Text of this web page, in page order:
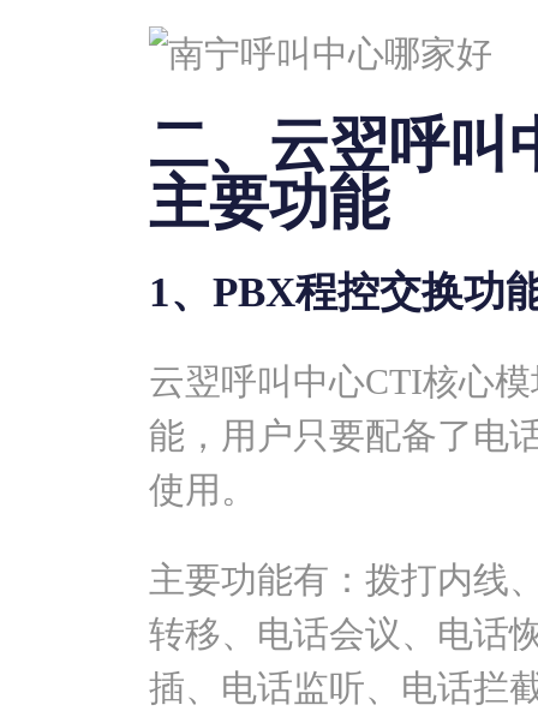
二、云翌呼叫
主要功能
1、PBX程控交换功
云翌呼叫中心CTI核心
能，用户只要配备了电
使用。
主要功能有：拨打内线
转移、电话会议、电话
插、电话监听、电话拦